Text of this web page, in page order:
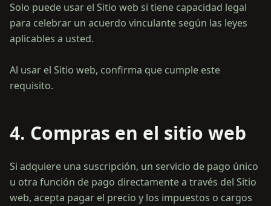
Solo puede usar el Sitio web si tiene capacidad legal
para celebrar un acuerdo vinculante según las leyes
aplicables a usted.
Al usar el Sitio web, confirma que cumple este
4. Compras en el sitio web
Si adquiere una suscripción, un servicio de pago único
u otra función de pago directamente a través del Sitio
web, acepta pagar el precio y los impuestos o cargos